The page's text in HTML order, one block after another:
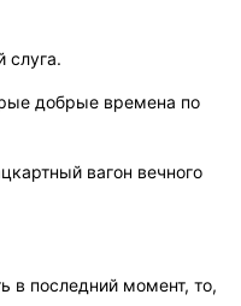
слуга.
добрые времена по
вагон вечного
в последний момент, то,